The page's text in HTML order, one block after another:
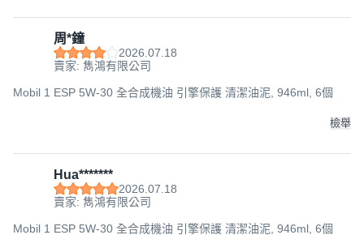
周*鐘
2026.07.18
賣家: 雋鴻有限公司
Mobil 1 ESP 5W-30 全合成機油 引擎保護 清潔油泥, 946ml, 6個
檢舉
Hua*******
2026.07.18
賣家: 雋鴻有限公司
Mobil 1 ESP 5W-30 全合成機油 引擎保護 清潔油泥, 946ml, 6個